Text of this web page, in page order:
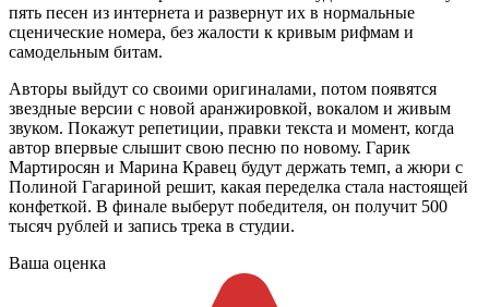
пять песен из интернета и развернут их в нормальные
сценические номера, без жалости к кривым рифмам и
самодельным битам.
Авторы выйдут со своими оригиналами, потом появятся
звездные версии с новой аранжировкой, вокалом и живым
звуком. Покажут репетиции, правки текста и момент, когда
автор впервые слышит свою песню по новому. Гарик
Мартиросян и Марина Кравец будут держать темп, а жюри с
Полиной Гагариной решит, какая переделка стала настоящей
конфеткой. В финале выберут победителя, он получит 500
тысяч рублей и запись трека в студии.
Ваша оценка